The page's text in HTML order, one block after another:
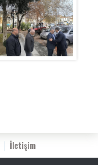
İletişim